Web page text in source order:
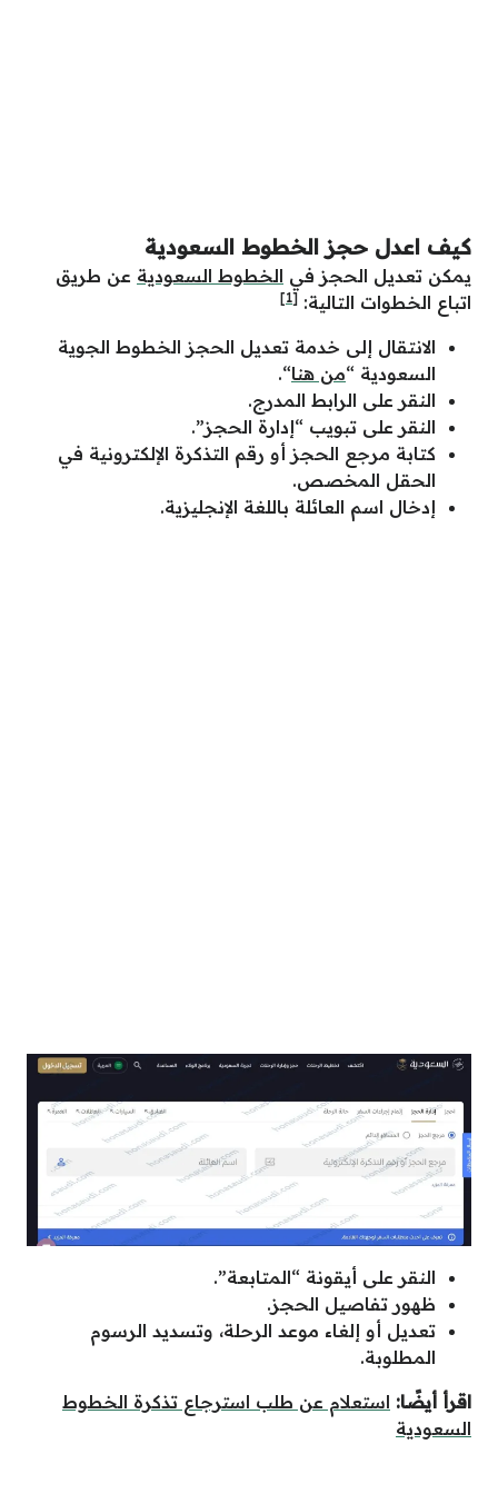
كيف اعدل حجز الخطوط السعودية
يمكن تعديل الحجز في الخطوط السعودية عن طريق
اتباع الخطوات التالية: [1]
الانتقال إلى خدمة تعديل الحجز الخطوط الجوية
السعودية “من هنا“.
النقر على الرابط المدرج.
النقر على تبويب “إدارة الحجز”.
كتابة مرجع الحجز أو رقم التذكرة الإلكترونية في
الحقل المخصص.
إدخال اسم العائلة باللغة الإنجليزية.
النقر على أيقونة “المتابعة”.
ظهور تفاصيل الحجز.
تعديل أو إلغاء موعد الرحلة، وتسديد الرسوم
المطلوبة.
اقرأ أيضًا: استعلام عن طلب استرجاع تذكرة الخطوط
السعودية